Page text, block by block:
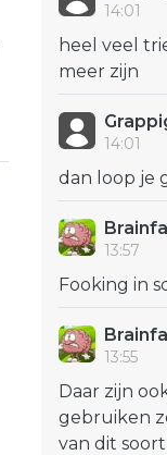
14:01
heel veel
meer zijn
14:01
dan loop je
13:57
Fooking in
13:55
Daar zijn
gebruiken
van dit soort